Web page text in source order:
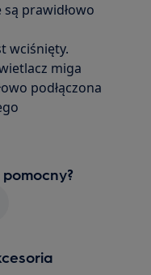
prawidłowo
wciśnięty.
miga
podłączona